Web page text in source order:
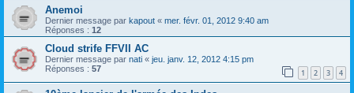
Anemoi
Dernier message par kapout « mer. févr. 01, 2012 9:40 am
Réponses : 12
Cloud strife FFVII AC
Dernier message par nati « jeu. janv. 12, 2012 4:15 pm
Réponses : 57 1 2 3 4